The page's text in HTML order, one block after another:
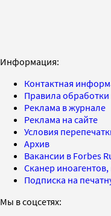
Информация:
Контактная
Правила обработки
Реклама в журнале
Реклама на сайте
Условия
Архив
Вакансии в Forbes
Сканер
Подписка на
Мы в соцсетях: